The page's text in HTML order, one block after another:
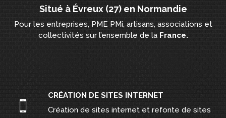
Situé à Évreux (27) en Normandie
Pour les entreprises, PME PMi, artisans, associations et
collectivités sur l’ensemble de la France.
CRÉATION DE SITES INTERNET
Création de sites internet et refonte de sites